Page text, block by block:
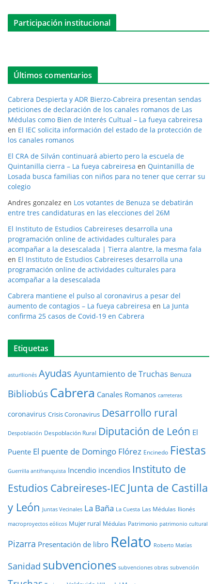
Participación institucional
Últimos comentarios
Cabrera Despierta y ADR Bierzo-Cabreira presentan sendas
peticiones de declaración de los canales romanos de Las
Médulas como Bien de Interés Cultual – La fueya cabreiresa
en El IEC solicita información del estado de la protección de
los canales romanos
El CRA de Silván continuará abierto pero la escuela de
Quintanilla cierra – La fueya cabreiresa en Quintanilla de
Losada busca familias con niños para no tener que cerrar su
colegio
Andres gonzalez en Los votantes de Benuza se debatirán
entre tres candidaturas en las elecciones del 26M
El Instituto de Estudios Cabreireses desarrolla una
programación online de actividades culturales para
acompañar a la desescalada | Tierra alantre, la mesma fala
en El Instituto de Estudios Cabreireses desarrolla una
programación online de actividades culturales para
acompañar a la desescalada
Cabrera mantiene el pulso al coronavirus a pesar del
aumento de contagios – La fueya cabreiresa en La Junta
confirma 25 casos de Covid-19 en Cabrera
Etiquetas
asturllionés Ayudas Ayuntamiento de Truchas Benuza
BibliobúsCabrera Canales Romanos carreteras
coronavirus Crisis Coronavirus Desarrollo rural
Despoblación Despoblación Rural Diputación de León El
Puente El puente de Domingo Flórez Encinedo Fiestas
Guerrilla antifranquista Incendio incendios Instituto de
Estudios Cabreireses-IEC Junta de Castilla
y León Juntas Vecinales La Baña La Cuesta Las Médulas llionés
macroproyectos eólicos Mujer rural Médulas Patrimonio patrimonio cultural
Pizarra Presentación de libro Relato Roberto Matías
Sanidad subvenciones subvenciones obras subvención